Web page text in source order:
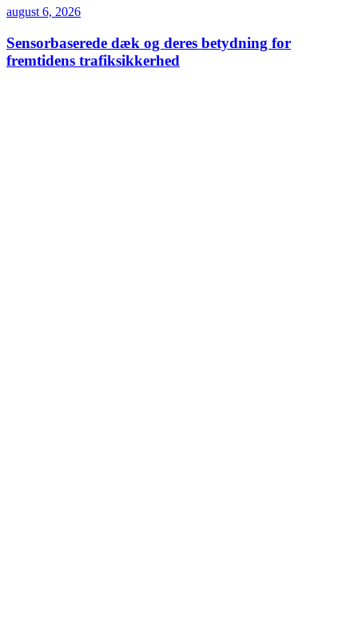
august 6, 2026
Sensorbaserede dæk og deres betydning for
fremtidens trafiksikkerhed